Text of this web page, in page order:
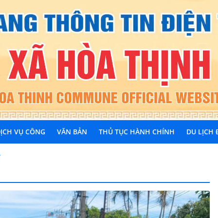
VỤ CÔNG VĂN BẢN THỦ TỤC HÀNH CHÍNH DU LỊCH